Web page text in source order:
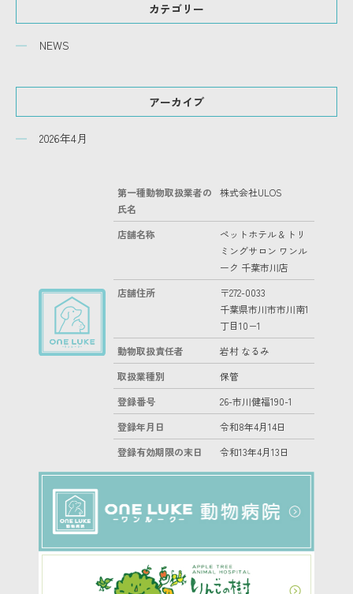
カテゴリー
NEWS
アーカイブ
2026年4月
第一種動物取扱業者の
氏名
株式会社ULOS
店舗名称
ペットホテル & トリ
ミングサロン ワンル
ーク 千葉市川店
店舗住所
〒272-0033
千葉県市川市市川南1
丁目10−1
動物取扱責任者
岩村 なるみ
取扱業種別
保管
登録番号
26-市川健福190-1
登録年月日
令和8年4月14日
登録有効期限の末日
令和13年4月13日